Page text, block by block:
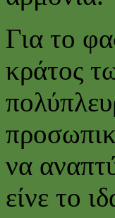
Για το
κράτος
να
είνε το